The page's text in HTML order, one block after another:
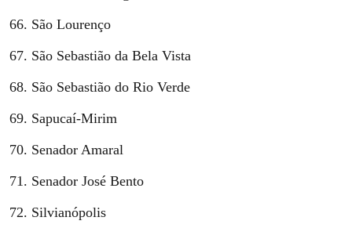
São Lourenço
São Sebastião da Bela Vista
São Sebastião do Rio Verde
Sapucaí-Mirim
Senador Amaral
Senador José Bento
Silvianópolis